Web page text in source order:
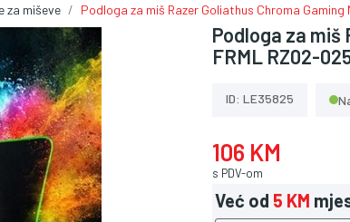
za miševe Podloga za miš Razer Goliathus Chroma Gaming
Podloga za miš
FRML RZ02-
ID: LE35825
106 KM
s PDV-om
Već od 5 KM